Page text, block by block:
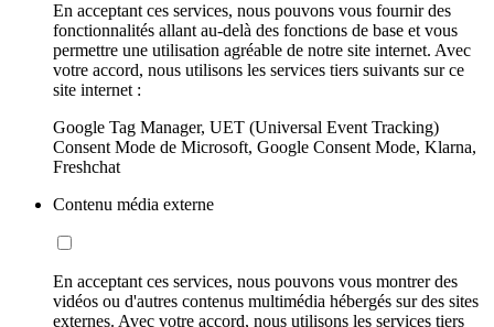
En acceptant ces services, nous pouvons vous fournir des
fonctionnalités allant au-delà des fonctions de base et vous
permettre une utilisation agréable de notre site internet. Avec
votre accord, nous utilisons les services tiers suivants sur ce
site internet :
Google Tag Manager, UET (Universal Event Tracking)
Consent Mode de Microsoft, Google Consent Mode, Klarna,
Freshchat
Contenu média externe
En acceptant ces services, nous pouvons vous montrer des
vidéos ou d'autres contenus multimédia hébergés sur des sites
externes. Avec votre accord, nous utilisons les services tiers